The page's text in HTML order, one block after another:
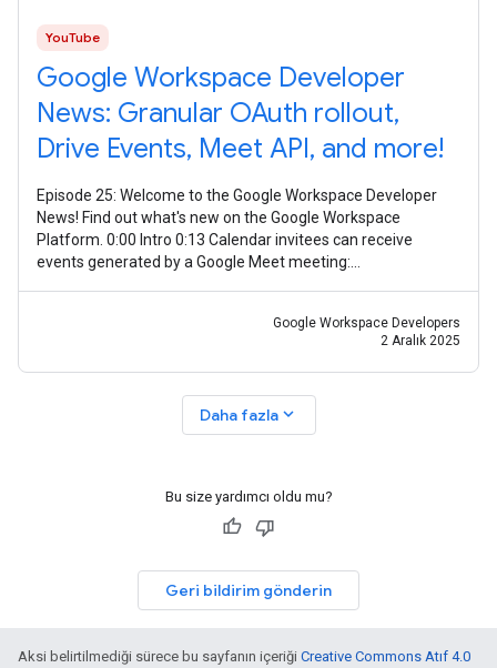
YouTube
Google Workspace Developer
News: Granular OAuth rollout,
Drive Events, Meet API, and more!
Episode 25: Welcome to the Google Workspace Developer
News! Find out what's new on the Google Workspace
Platform. 0:00 Intro 0:13 Calendar invitees can receive
events generated by a Google Meet meeting:
Google Workspace Developers
2 Aralık 2025
Daha fazlaexpand_more
Bu size yardımcı oldu mu?
Geri bildirim gönderin
Aksi belirtilmediği sürece bu sayfanın içeriği Creative Commons Atıf 4.0